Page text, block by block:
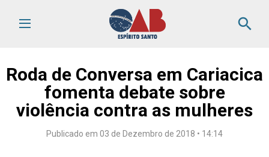
search
Roda de Conversa em Cariacica
fomenta debate sobre
violência contra as mulheres
Publicado em 03 de Dezembro de 2018 • 14:14